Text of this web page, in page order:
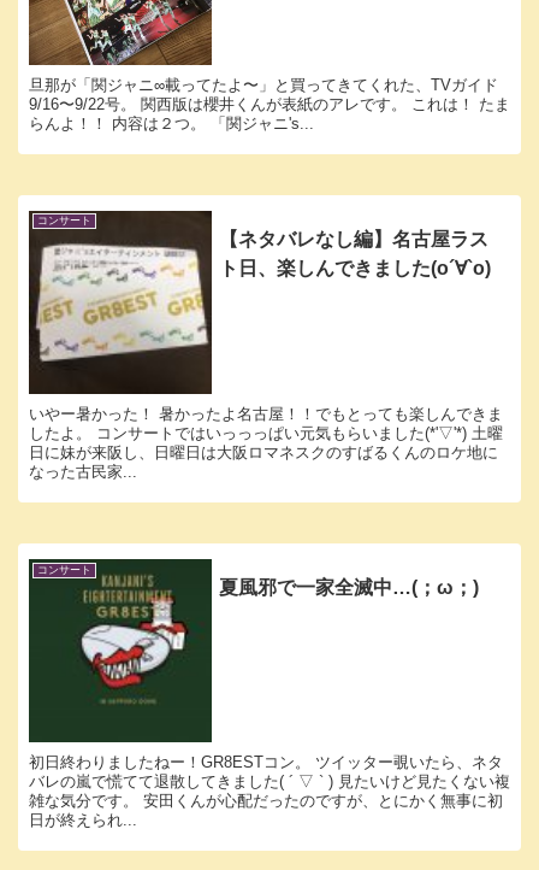
旦那が「関ジャニ∞載ってたよ〜」と買ってきてくれた、TVガイド
9/16〜9/22号。 関西版は櫻井くんが表紙のアレです。 これは！ たま
らんよ！！ 内容は２つ。 「関ジャニ's...
コンサート
【ネタバレなし編】名古屋ラス
ト日、楽しんできました(о´∀`о)
いやー暑かった！ 暑かったよ名古屋！！でもとっても楽しんできま
したよ。 コンサートではいっっっぱい元気もらいました(*'▽'*) 土曜
日に妹が来阪し、日曜日は大阪ロマネスクのすばるくんのロケ地に
なった古民家...
コンサート
夏風邪で一家全滅中…(；ω；)
初日終わりましたねー！GR8ESTコン。 ツイッター覗いたら、ネタ
バレの嵐で慌てて退散してきました( ´ ▽ ` ) 見たいけど見たくない複
雑な気分です。 安田くんが心配だったのですが、とにかく無事に初
日が終えられ...